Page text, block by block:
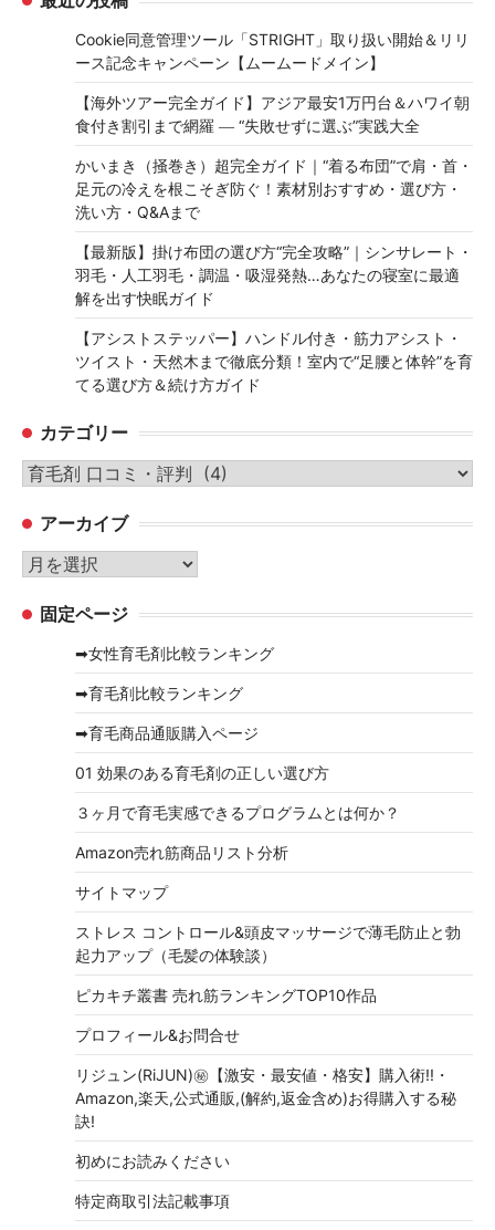
Cookie同意管理ツール「STRIGHT」取り扱い開始＆リリ
ース記念キャンペーン【ムームードメイン】
【海外ツアー完全ガイド】アジア最安1万円台＆ハワイ朝
食付き割引まで網羅 ― “失敗せずに選ぶ”実践大全
かいまき（掻巻き）超完全ガイド｜“着る布団”で肩・首・
足元の冷えを根こそぎ防ぐ！素材別おすすめ・選び方・
洗い方・Q&Aまで
【最新版】掛け布団の選び方“完全攻略”｜シンサレート・
羽毛・人工羽毛・調温・吸湿発熱…あなたの寝室に最適
解を出す快眠ガイド
【アシストステッパー】ハンドル付き・筋力アシスト・
ツイスト・天然木まで徹底分類！室内で“足腰と体幹”を育
てる選び方＆続け方ガイド
カテゴリー
カ
ゴ
リ
ー
アーカイブ
ア
カ 固定ページ
➡女性育毛剤比較ランキング
➡育毛剤比較ランキング
➡育毛商品通販購入ページ
01 効果のある育毛剤の正しい選び方
３ヶ月で育毛実感できるプログラムとは何か？
Amazon売れ筋商品リスト分析
サイトマップ
ストレス コントロール&頭皮マッサージで薄毛防止と勃
起力アップ（毛髪の体験談）
ピカキチ叢書 売れ筋ランキングTOP10作品
プロフィール&お問合せ
リジュン(RiJUN)㊙【激安・最安値・格安】購入術!!・
Amazon,楽天,公式通販,(解約,返金含め)お得購入する秘
訣!
初めにお読みください
特定商取引法記載事項